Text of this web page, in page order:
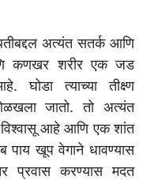
अत्यंत सतर्क आणि
कणखर शरीर एक जड
घोडा त्याच्या तीक्ष्ण
जातो. तो अत्यंत
विश्वासू आहे आणि एक शांत
पाय खूप वेगाने धावण्यास
प्रवास करण्यास मदत